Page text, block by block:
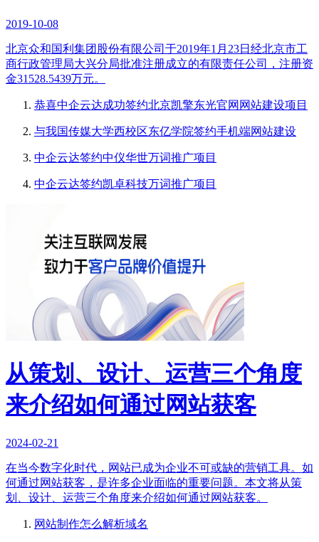
2019-10-08
北京众和国利集团股份有限公司于2019年1月23日经北京市工
商行政管理局大兴分局批准注册成立的有限责任公司，注册资
金31528.5439万元。
恭喜中企云达成功签约北京凯擎东光官网网站建设项目
与我国传媒大学西校区东亿学院签约手机端网站建设
中企云达签约中仪华世万词推广项目
中企云达签约凯卓科技万词推广项目
从策划、设计、运营三个角度
来介绍如何通过网站获客
2024-02-21
在当今数字化时代，网站已成为企业不可或缺的营销工具。如
何通过网站获客，是许多企业面临的重要问题。本文将从策
划、设计、运营三个角度来介绍如何通过网站获客。
网站制作怎么解析域名